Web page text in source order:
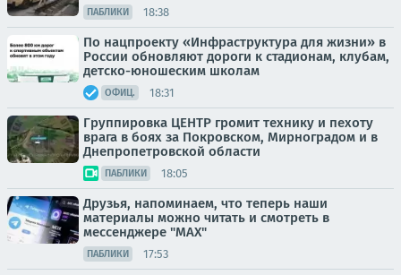
ПАБЛИКИ 18:38
По нацпроекту «Инфраструктура для жизни» в
России обновляют дороги к стадионам, клубам,
детско-юношеским школам
ОФИЦ. 18:31
Группировка ЦЕНТР громит технику и пехоту
врага в боях за Покровском, Мирноградом и в
Днепропетровской области
ПАБЛИКИ 18:05
Друзья, напоминаем, что теперь наши
материалы можно читать и смотреть в
мессенджере "МАХ"
ПАБЛИКИ 17:53